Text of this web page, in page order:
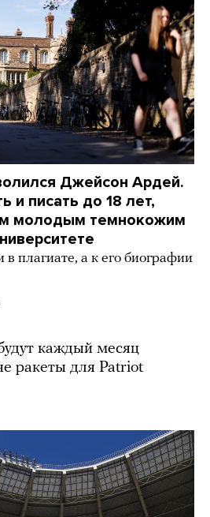
Джейсон Ардей.
и писать до 18 лет,
молодым темнокожим
в плагиате, а к его биографии
каждый месяц
ракеты для Patriot